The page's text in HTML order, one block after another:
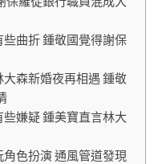
曲折 鍾敬國覺得謝保
森新婚夜再相遇 鍾敬
嫌疑 鍾美寶直言林大
色扮演 通風管道發現